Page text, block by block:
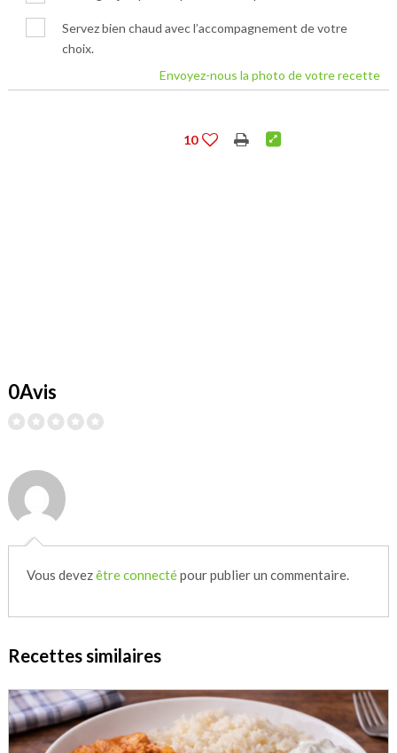
Servez bien chaud avec l’accompagnement de votre
choix.
Envoyez-nous la photo de votre recette
10
0Avis
Vous devezêtre connectépour publier un commentaire.
Recettes similaires